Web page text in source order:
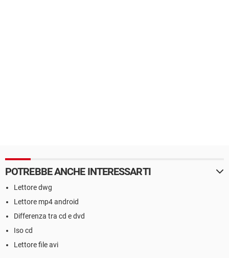
POTREBBE ANCHE INTERESSARTI
Lettore dwg
Lettore mp4 android
Differenza tra cd e dvd
Iso cd
Lettore file avi